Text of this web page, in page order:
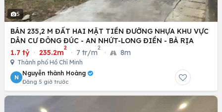
5
BÁN 235,2 M ĐẤT HAI MẶT TIỀN ĐƯỜNG NHỰA KHU VỰC
DÂN CƯ ĐÔNG ĐÚC - AN NHỨT-LONG ĐIỀN - BÀ RỊA
1.7 tỷ · 235.2m
2
· 7 tr/m
2
· 8m
Thành phố Hồ Chí Minh
N
Nguyễn thành Hoàng
Đăng 5 giờ trước